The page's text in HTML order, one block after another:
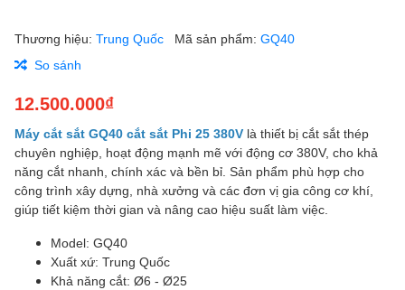
Thương hiệu: Trung Quốc Mã sản phẩm: GQ40
So sánh
12.500.000₫
Máy cắt sắt GQ40 cắt sắt Phi 25 380V là thiết bị cắt sắt thép
chuyên nghiệp, hoạt động mạnh mẽ với động cơ 380V, cho khả
năng cắt nhanh, chính xác và bền bỉ. Sản phẩm phù hợp cho
công trình xây dựng, nhà xưởng và các đơn vị gia công cơ khí,
giúp tiết kiệm thời gian và nâng cao hiệu suất làm việc.
Model: GQ40
Xuất xứ: Trung Quốc
Khả năng cắt: Ø6 - Ø25